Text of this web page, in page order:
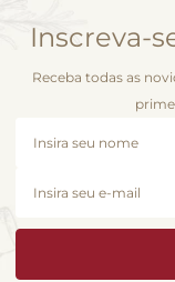
Inscreva-
Receba todas as